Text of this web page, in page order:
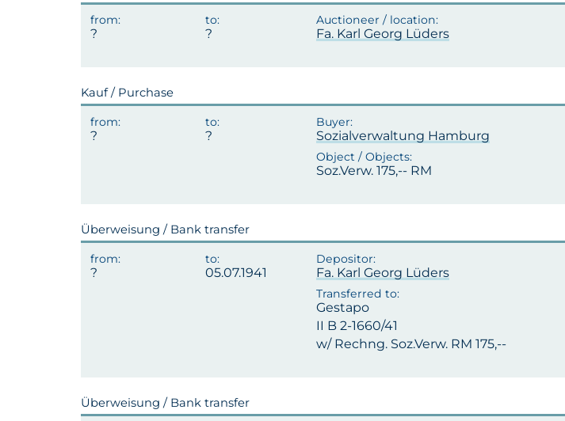
Fa. Karl Georg Lüders
Kauf / Purchase
Sozialverwaltung Hamburg
Soz.Verw. 175,-- RM
Überweisung / Bank transfer
05.07.1941 Fa. Karl Georg Lüders
Gestapo
II B 2-1660/41
w/ Rechng. Soz.Verw. RM 175,--
Überweisung / Bank transfer